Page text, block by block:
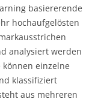
basiererende
hochaufgelösten
analysiert werden
einzelne
klassifiziert
aus mehreren